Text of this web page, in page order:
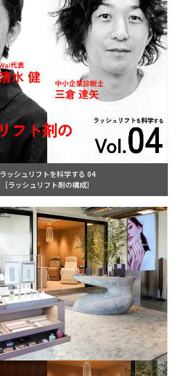
ラッシュリフトを科学する 04
［ラッシュリフト剤の構成］